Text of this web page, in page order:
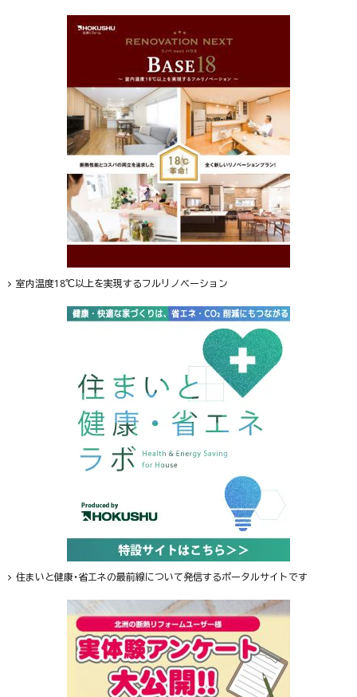
室内温度18℃以上を実現するフルリノベーション
住まいと健康・省エネの最前線について発信するポータルサイトです